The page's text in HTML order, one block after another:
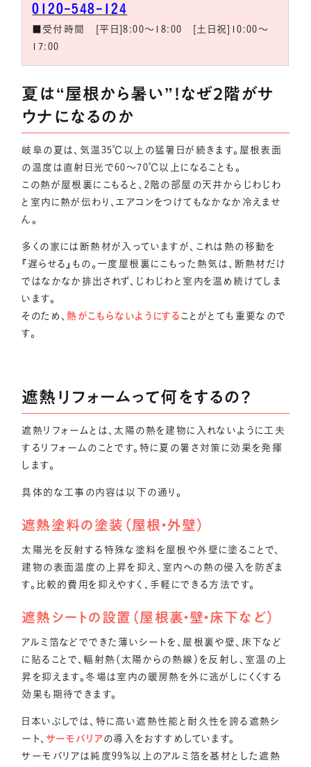
0120-548-124
■受付時間 [平日]8:00～18:00 [土日祝]10:00～
17:00
夏は“屋根から暑い”！なぜ2階がサ
ウナになるのか
岐阜の夏は、気温35℃以上の猛暑日が続きます。屋根表面
の温度は直射日光で60〜70℃以上になることも。
この熱が屋根裏にこもると、2階の部屋の天井からじわじわ
と室内に熱が伝わり、エアコンをつけてもなかなか冷えませ
ん。
多くの家には断熱材が入っていますが、これは熱の移動を
『遅らせる』もの。一度屋根裏にこもった熱気は、断熱材だけ
ではなかなか排出されず、じわじわと室内を温め続けてしま
います。
そのため、 熱がこもらないようにする ことがとても重要なので
す。
遮熱リフォームって何をするの？
遮熱リフォームとは、太陽の熱を建物に入れないように工夫
するリフォームのことです。特に夏の暑さ対策に効果を発揮
します。
具体的な工事の内容は以下の通り。
遮熱塗料の塗装（屋根・外壁）
太陽光を反射する特殊な塗料を屋根や外壁に塗ることで、
建物の表面温度の上昇を抑え、室内への熱の侵入を防ぎま
す。比較的費用を抑えやすく、手軽にできる方法です。
遮熱シートの設置（屋根裏・壁・床下など）
アルミ箔などでできた薄いシートを、屋根裏や壁、床下など
に貼ることで、輻射熱（太陽からの熱線）を反射し、室温の上
昇を抑えます。冬場は室内の暖房熱を外に逃がしにくくする
効果も期待できます。
日本いぶしでは、特に高い遮熱性能と耐久性を誇る遮熱シ
ート、 サーモバリアの導入をおすすめしています。
サーモバリアは純度99%以上のアルミ箔を基材とした遮熱